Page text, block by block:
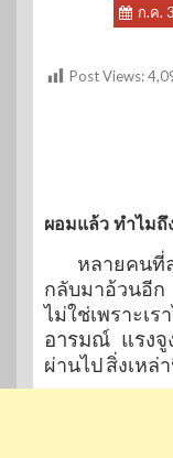
ก.ค.
Post Views:
ผอมแล้ว ทำไม
หลายคนที่ล
กลับมาอ้วนอี
ไม่ใช่เพราะเ
อารมณ์ แรงจู
ผ่านไป สิ่งเหล่